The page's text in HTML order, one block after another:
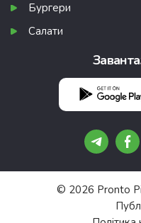
Бургери
Салати
© 2026 Pronto